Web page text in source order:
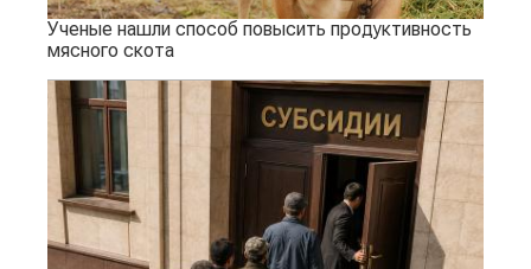
Ученые нашли способ повысить продуктивность
мясного скота